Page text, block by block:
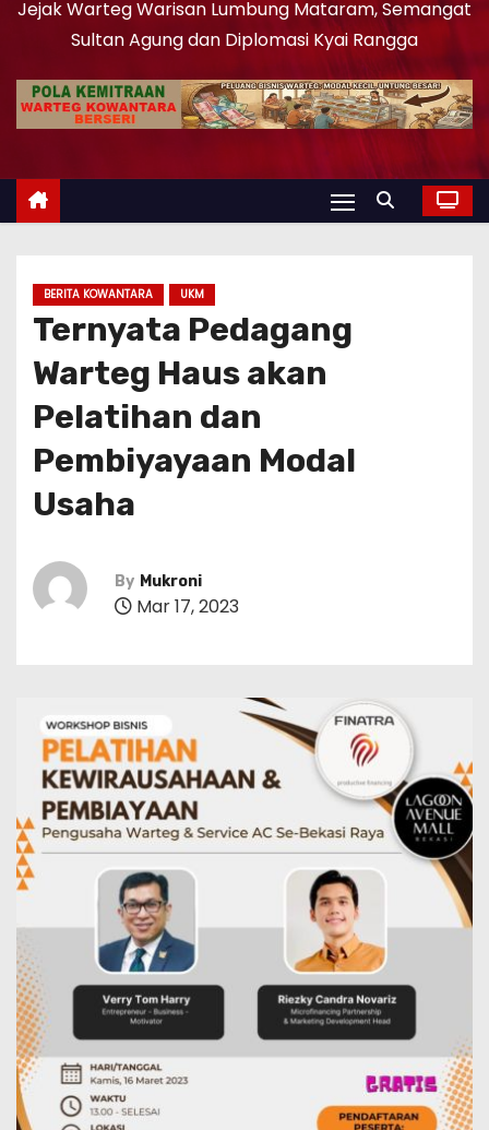
Jejak Warteg Warisan Lumbung Mataram, Semangat
Sultan Agung dan Diplomasi Kyai Rangga
BERITA KOWANTARA UKM
Ternyata Pedagang
Warteg Haus akan
Pelatihan dan
Pembiyayaan Modal
Usaha
By Mukroni
Mar 17, 2023